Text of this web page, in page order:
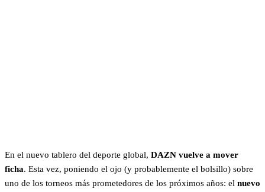
En el nuevo tablero del deporte global, DAZN vuelve a mover
ficha. Esta vez, poniendo el ojo (y probablemente el bolsillo) sobre
uno de los torneos más prometedores de los próximos años: el nuevo